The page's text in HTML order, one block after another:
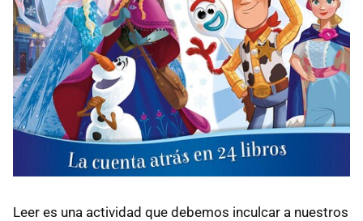
Leer es una actividad que debemos inculcar a nuestros